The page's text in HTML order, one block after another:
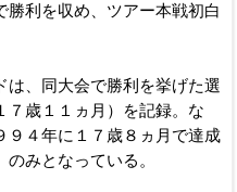
勝利を収め、ツアー本戦初白
は、同大会で勝利を挙げた選
７歳１１ヵ月）を記録。な
９４年に１７歳８ヵ月で達成
のみとなっている。